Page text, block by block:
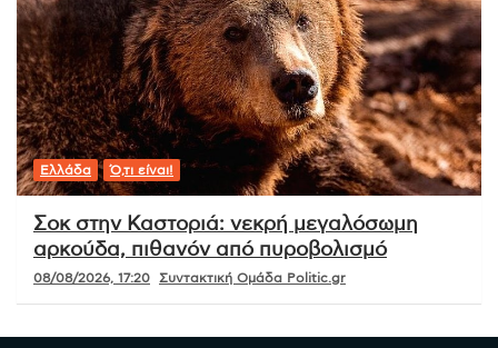
Ελλάδα Ό,τι είναι!
Σοκ στην Καστοριά: νεκρή μεγαλόσωμη
αρκούδα, πιθανόν από πυροβολισμό
08/08/2026, 17:20 Συντακτική Ομάδα Politic.gr